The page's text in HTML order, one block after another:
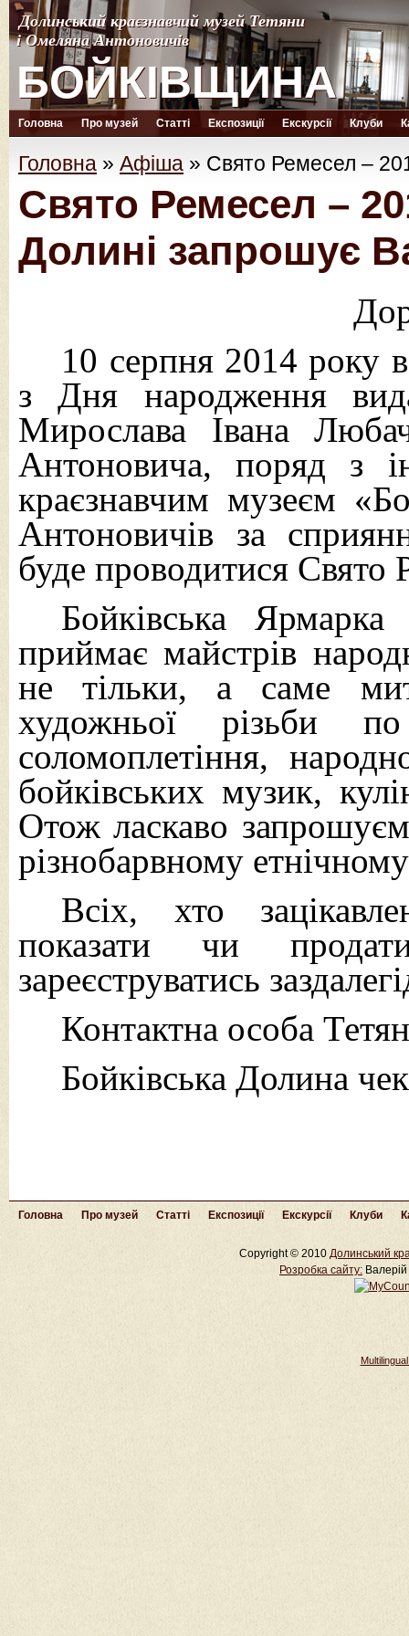
Долинський краєзнавчий музей Тетяни
і Омеляна Антоновичів
БОЙКІВЩИНА
Долинський краєзнавчий музей Тетяни
і Омеляна Антоновичів
БОЙКІВЩИНА
Головна Про музей Статті Експозиції Екскурсії Клуби
Головна » Афіша » Свято Ремесел –
Свято Ремесел –
Долині запрошує
10 серпня 2014 року
з Дня народження
Мирослава Івана
Антоновича, поряд з
краєзнавчим музеєм
Антоновичів за
буде проводитися Свято
Бойківська
приймає майстрів
не тільки, а саме
художньої різьби
соломоплетіння,
бойківських музик,
Отож ласкаво
різнобарвному
Всіх, хто
показати чи
зареєструватись
Контактна особа
Бойківська Долина
Головна Про музей Статті Експозиції Екскурсії Клуби
Copyright © 2010 Долинський
Розробка cайту: